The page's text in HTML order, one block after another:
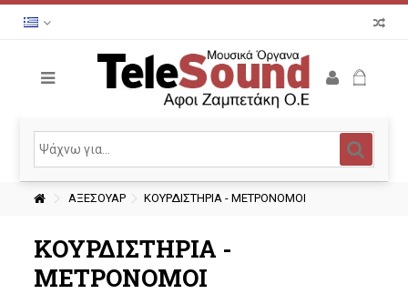
ΑΞΕΣΟΥΑΡ ΚΟΥΡΔΙΣΤΗΡΙΑ - ΜΕΤΡΟΝΟΜΟΙ
ΚΟΥΡΔΙΣΤΗΡΙΑ -
ΜΕΤΡΟΝΟΜΟΙ